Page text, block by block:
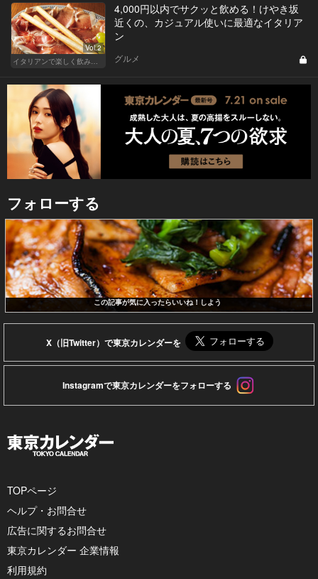
Vol.2
4,000円以内でサクッと飲める！けやき坂
近くの、カジュアル使いに最適なイタリア
ン
グルメ
フォローする
この記事が気に入ったらいいね！しよう
X（旧Twitter）で東京カレンダーを
Instagramで東京カレンダーをフォローする
TOPページ
ヘルプ・お問合せ
広告に関するお問合せ
東京カレンダー 企業情報
利用規約